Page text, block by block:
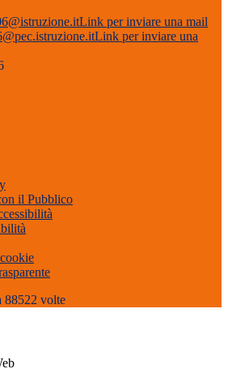
Link per inviare una mail
Link per inviare una
il Pubblico
88522 volte